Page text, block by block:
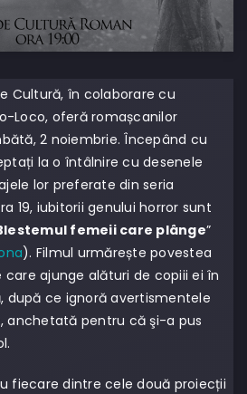
Cultură, în colaborare cu
Loco, oferă romașcanilor
2 noiembrie. Începând cu
la o întâlnire cu desenele
lor preferate din seria
19, iubitorii genului horror sunt
femeii care plânge”
). Filmul urmărește povestea
ajunge alături de copiii ei în
după ce ignoră avertismentele
anchetată pentru că şi-a pus
fiecare dintre cele două proiecții